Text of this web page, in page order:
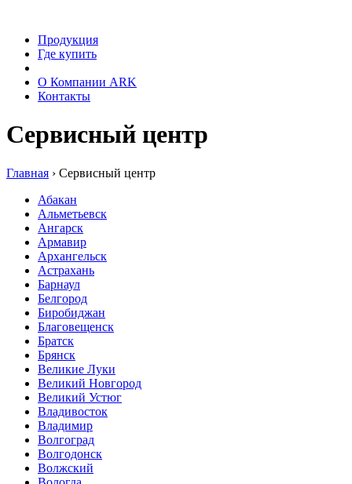
Продукция
Где купить
О Компании ARK
Контакты
Сервисный центр
Главная › Сервисный центр
Абакан
Альметьевск
Ангарск
Армавир
Архангельск
Астрахань
Барнаул
Белгород
Биробиджан
Благовещенск
Братск
Брянск
Великие Луки
Великий Новгород
Великий Устюг
Владивосток
Владимир
Волгоград
Волгодонск
Волжский